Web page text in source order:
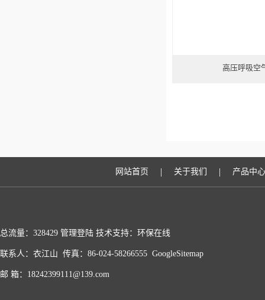
高压呼吸空
网站首页 | 关于我们 | 产品中心
总流量：328429 管理登陆 技术支持： 环保在线
联系人：衣江山 传真：86-024-58266555 GoogleSitemap
邮 箱：18242399111@139.com